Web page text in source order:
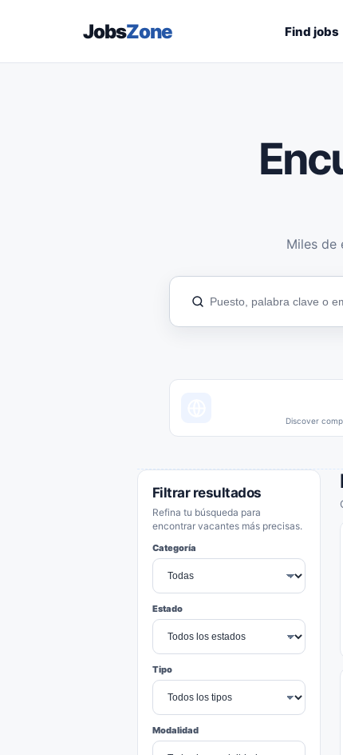
JobsZone Find jobs
Miles de
Discover
Filtrar resultados
Refina tu búsqueda para
encontrar vacantes más precisas.
Categoría
Estado
Tipo
Modalidad